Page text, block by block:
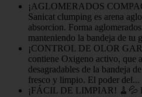
¡AGLOMERADOS
Sanicat clumping es arena
absorcion. Forma
manteniendo la bandeja de tu
¡CONTROL DE OLOR
contiene Oxigeno activo, que
desagradables de la bandeja
fresco y limpio. El poder del...
¡FÁCIL DE LIMPIAR! 🧹💦